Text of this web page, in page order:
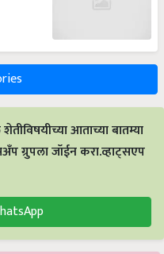
आताच्या बातम्या
ग्रुपला जॉईन करा.व्हाट्सएप